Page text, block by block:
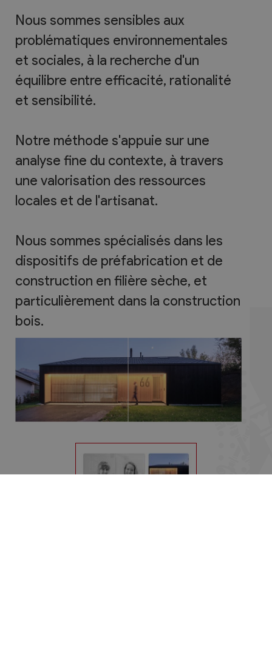
Nous sommes sensibles aux
problématiques environnementales
et sociales, à la recherche d'un
équilibre entre efficacité, rationalité
et sensibilité.
Notre méthode s'appuie sur une
analyse fine du contexte, à travers
une valorisation des ressources
locales et de l'artisanat.
Nous sommes spécialisés dans les
dispositifs de préfabrication et de
construction en filière sèche, et
particulièrement dans la construction
bois.